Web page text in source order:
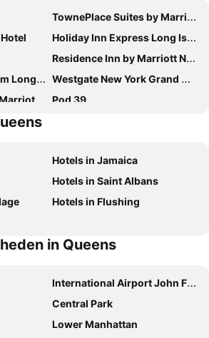
TownePlace Suites by Marriott New York Long Island City/Manhattan View
Holiday Inn Express Long Island City E - New York By Ihg
Residence Inn by Marriott New York JFK Airport
City
Westgate New York Grand Central
Queens
Pod 39
York
Vista LIC Hotel, BW Premier Collection
Meadows
Residence Inn by Marriott New York Queens
View
The Queens Hotel
Wyndham
Renaissance New York Harlem Hotel
Hampton Inn Manhattan Grand Central
Best Western Mill River Manor
Super 8 by Wyndham Long Island City LGA Hotel
Hotels in Jamaica
Hotels in Saint Albans
Hotels in Flushing
in Queens
International Airport John F. Kennedy
Central Park
Lower Manhattan